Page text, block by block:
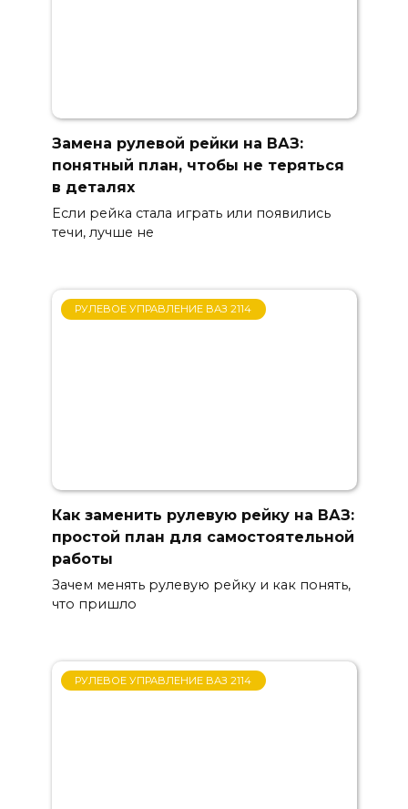
Замена рулевой рейки на ВАЗ:
понятный план, чтобы не теряться
в деталях
Если рейка стала играть или появились
течи, лучше не
РУЛЕВОЕ УПРАВЛЕНИЕ ВАЗ 2114
Как заменить рулевую рейку на ВАЗ:
простой план для самостоятельной
работы
Зачем менять рулевую рейку и как понять,
что пришло
РУЛЕВОЕ УПРАВЛЕНИЕ ВАЗ 2114